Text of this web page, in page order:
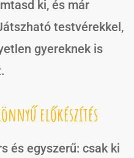
ki, és már
testvérekkel,
gyereknek is
előkészítés
és egyszerű: csak ki